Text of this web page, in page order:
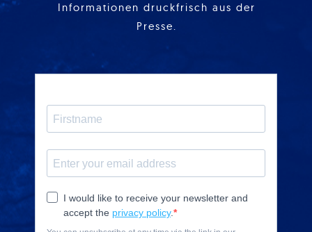
Informationen druckfrisch aus der
Presse.